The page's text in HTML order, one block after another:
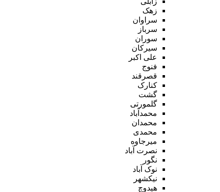
زهک
سراوان
سرباز
سوران
سیرکان
علی اکبر
فنوج
قصرقند
کنارک
گشت
گلمورتی
محمدآباد
محمدان
محمدی
میرجاوه
نصرت آباد
نگور
نوک آباد
نیکشهر
هیدوچ